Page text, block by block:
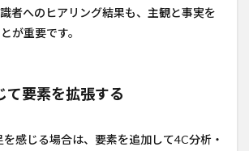
者へのヒアリング結果も、主観と事実を
が重要です。
て要素を拡張する
感じる場合は、要素を追加して4C分析・